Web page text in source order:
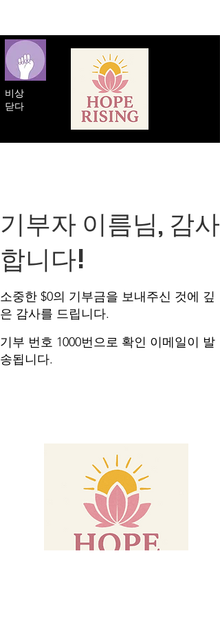
비상
닫다
기부자 이름님, 감사
합니다!
소중한 $0의 기부금을 보내주신 것에 깊
은 감사를 드립니다.
기부 번호 1000번으로 확인 이메일이 발
송됩니다.